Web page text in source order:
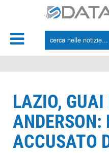
LAZIO, GUAI
ANDERSON:
ACCUSATO